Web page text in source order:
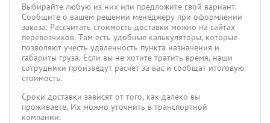
Выбирайте любую из них или предложите свой вариант.
Сообщите о вашем решении менеджеру при оформлении
заказа. Рассчитать стоимость доставки можно на сайтах
перевозчиков. Там есть удобные калькуляторы, которые
позволяют учесть удаленность пункта назначения и
габариты груза. Если вы не хотите тратить время, наши
сотрудники произведут расчет за вас и сообщат итоговую
стоимость.
Сроки доставки зависят от того, как далеко вы
проживаете. Их можно уточнить в транспортной
компании.